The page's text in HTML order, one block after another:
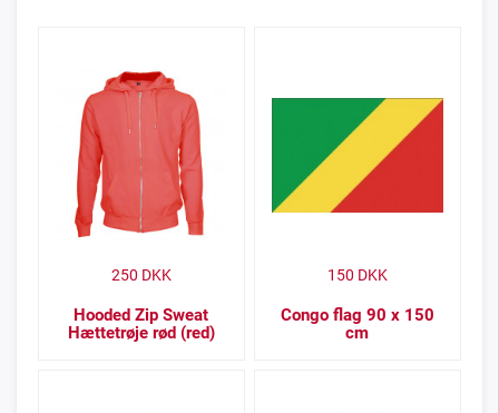
Hooded Zip Sweat
Hættetrøje rød (red)
250 DKK
Congo flag 90 x 150
cm
150 DKK